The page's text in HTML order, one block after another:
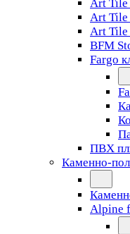
Art Tile
Art
Art Tile
BFM
Fargo
ПВХ
Каменно-
Alpine